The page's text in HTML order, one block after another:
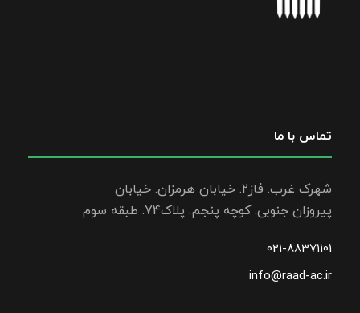
تماس با ما
شهرک غرب. فاز2. خیابان هرمزان. خیابان
پیروزان جنوبی. کوچه پنجم. پلاک74. طبقه سوم
021-88371101
info@raad-ac.ir